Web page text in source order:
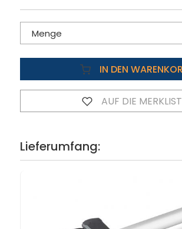
Menge
IN DEN
AUF DIE
Lieferumfang: